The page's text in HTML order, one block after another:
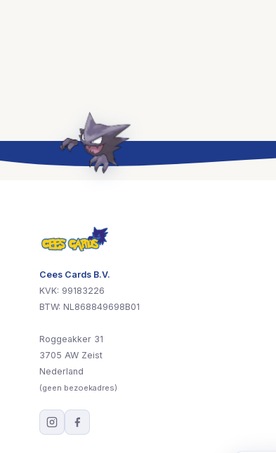
Cees Cards B.V.
KVK: 99183226
BTW: NL868849698B01
Roggeakker 31
3705 AW Zeist
Nederland
(geen bezoekadres)